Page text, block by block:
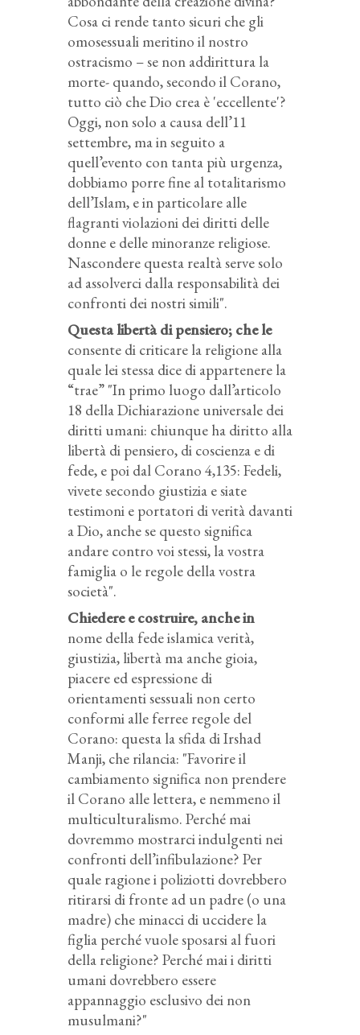
Cosa ci rende tanto sicuri che gli
omosessuali meritino il nostro
ostracismo – se non addirittura la
morte- quando, secondo il Corano,
tutto ciò che Dio crea è 'eccellente'?
Oggi, non solo a causa dell’11
settembre, ma in seguito a
quell’evento con tanta più urgenza,
dobbiamo porre fine al totalitarismo
dell’Islam, e in particolare alle
flagranti violazioni dei diritti delle
donne e delle minoranze religiose.
Nascondere questa realtà serve solo
ad assolverci dalla responsabilità dei
confronti dei nostri simili".
Questa libertà di pensiero; che le
consente di criticare la religione alla
quale lei stessa dice di appartenere la
“trae” "In primo luogo dall’articolo
18 della Dichiarazione universale dei
diritti umani: chiunque ha diritto alla
libertà di pensiero, di coscienza e di
fede, e poi dal Corano 4,135: Fedeli,
vivete secondo giustizia e siate
testimoni e portatori di verità davanti
a Dio, anche se questo significa
andare contro voi stessi, la vostra
famiglia o le regole della vostra
società".
Chiedere e costruire, anche in
nome della fede islamica verità,
giustizia, libertà ma anche gioia,
piacere ed espressione di
orientamenti sessuali non certo
conformi alle ferree regole del
Corano: questa la sfida di Irshad
Manji, che rilancia: "Favorire il
cambiamento significa non prendere
il Corano alle lettera, e nemmeno il
multiculturalismo. Perché mai
dovremmo mostrarci indulgenti nei
confronti dell’infibulazione? Per
quale ragione i poliziotti dovrebbero
ritirarsi di fronte ad un padre (o una
madre) che minacci di uccidere la
figlia perché vuole sposarsi al fuori
della religione? Perché mai i diritti
umani dovrebbero essere
appannaggio esclusivo dei non
musulmani?"